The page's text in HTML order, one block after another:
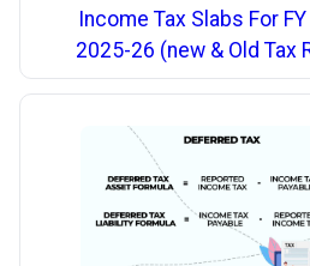
Income Tax Slabs For
2025-26 (new & Old Tax